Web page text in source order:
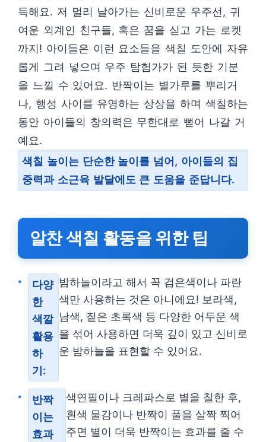
득해요. 저 멀리 날아가는 신비로운 우주선, 귀
여운 외계인 친구들, 혹은 꿈을 싣고 가는 로켓
까지! 아이들은 이런 요소들을 색칠 도안에 자유
롭게 그려 넣으며 우주 탐험가가 된 듯한 기분
을 느낄 수 있어요. 반짝이는 별가루를 뿌리거
나, 행성 사이를 유영하는 상상을 하며 색칠하는
동안 아이들의 창의력은 무한대로 뻗어 나갈 거
예요.
색칠 놀이는 단순한 놀이를 넘어, 아이들의 집
중력과 소근육 발달에도 큰 도움을 준답니다.
알찬 색칠 활동을 위한 팁
다양
한
색깔
활용
하
기:
밤하늘이라고 해서 꼭 검은색이나 파란
색만 사용하는 것은 아니에요! 보라색,
남색, 짙은 초록색 등 다양한 어두운 색
을 섞어 사용하면 더욱 깊이 있고 신비로
운 밤하늘을 표현할 수 있어요.
반짝
이는
효과
색연필이나 크레파스로 별을 칠한 후,
흰색 물감이나 반짝이 풀을 살짝 찍어
주면 별이 더욱 반짝이는 효과를 줄 수